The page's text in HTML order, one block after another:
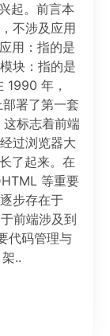
起。前言本
不涉及应用
用：指的是
块：指的是
1990 年，
署了第一套
标志着前端
过浏览器大
了起来。在
等重要
步存在于
前端涉及到
代码管理与
..